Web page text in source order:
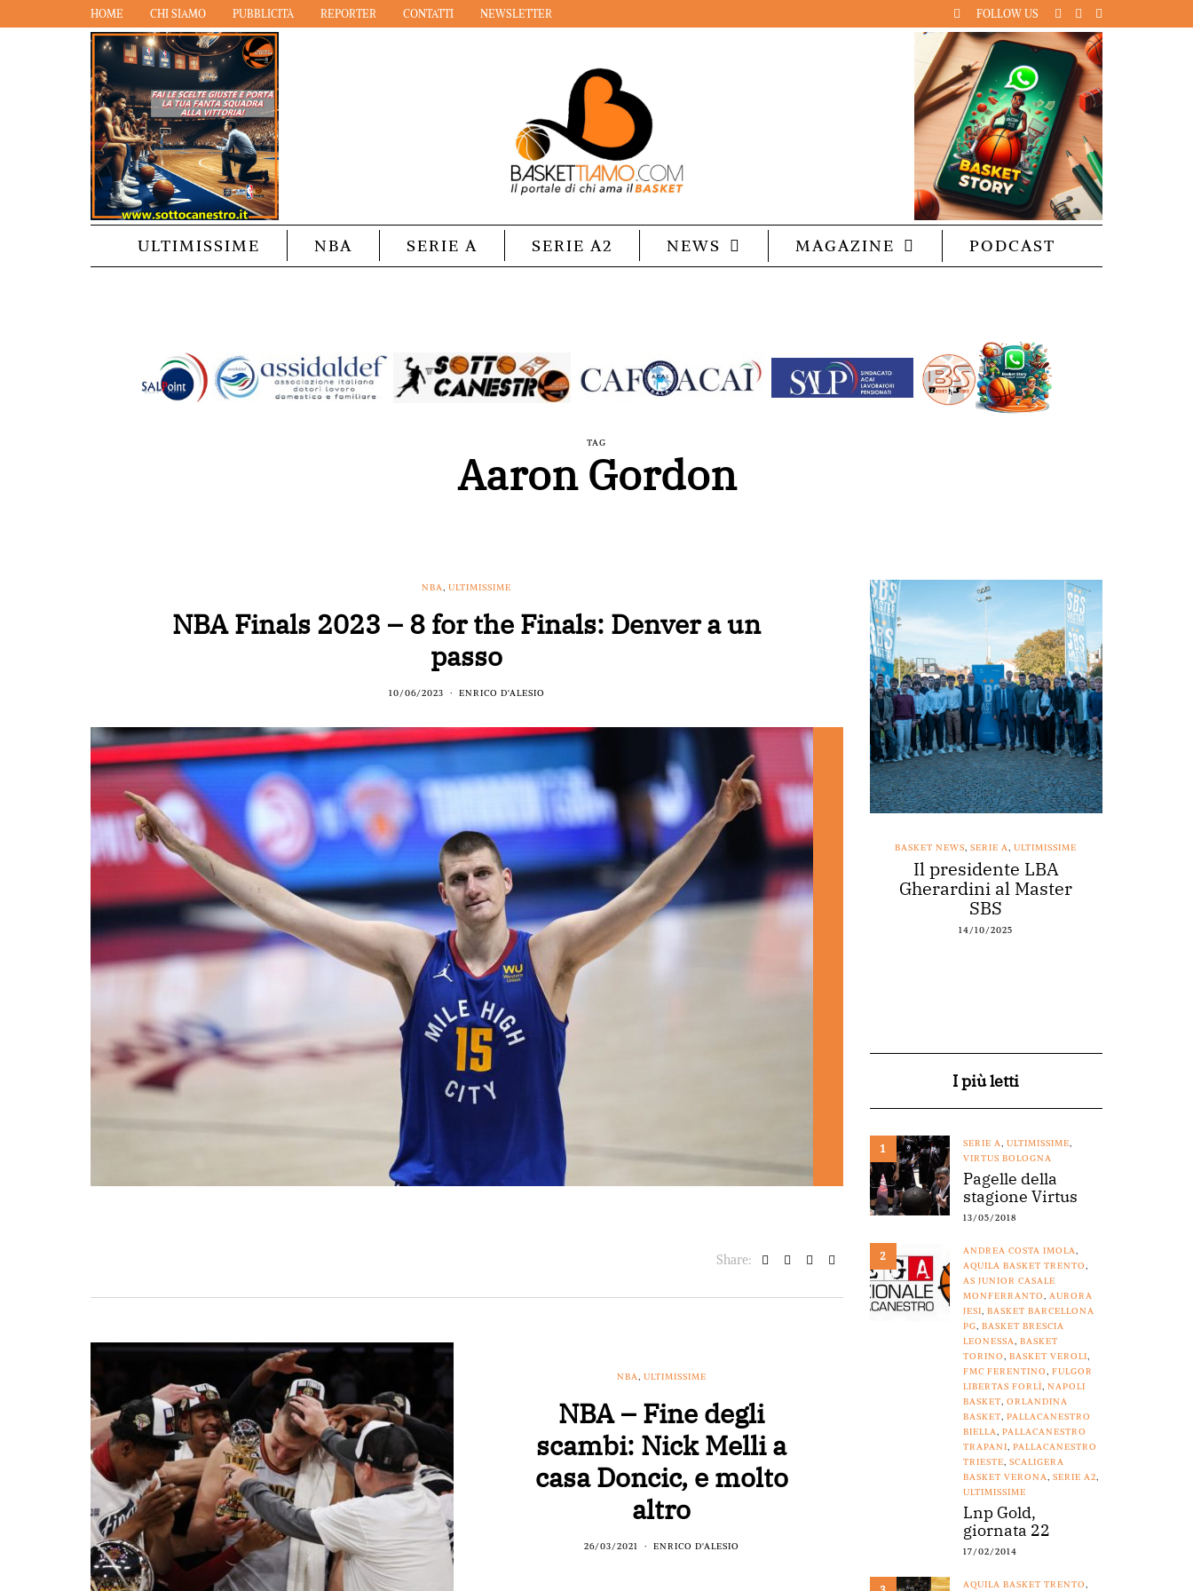
HOME CHI SIAMO PUBBLICITÀ REPORTER CONTATTI NEWSLETTER FOLLOW US
ULTIMISSIME NBA SERIE A SERIE A2 NEWS MAGAZINE PODCAST
TAG
Aaron Gordon
NBA,ULTIMISSIME
NBA Finals 2023 – 8 for the Finals: Denver a un
passo
10/06/2023 ENRICO D'ALESIO
Share:
NBA, ULTIMISSIME
NBA – Fine degli
scambi: Nick Melli a
casa Doncic, e molto
altro
26/03/2021 ENRICO D'ALESIO
BASKET TORINO BENEDETTO XIV CENTO,
BERGAMO BASKET 2014
PALLACANESTRO 2.015, FORTITUDO BOLOGNA,
NEW BASKET BRINDISI,PISTOIA BASKET
ROSETO,SCAFATI BASKET 1969,SCALIGERA
BASKET VERONA,SCANDONE AVELLINO,SERIE
URANIA MILANO,VUELLE PESARO
Serie A2, le protagoniste
della stagione 2025-26
BASKET NEWS
Alla Roig Arena di
Valencia arriva «The
Eye»
14/07/2025
BASKET NEWS ULTIMISSIME
Piazza Paci a canestro
con un’opera d’arte a
cielo aperto
BASKET NEWS,SERIE A,ULTIMISSIME
Il presidente LBA
Gherardini al Master
SBS
14/10/2025
I più letti
1 SERIE A, ULTIMISSIME,
VIRTUS BOLOGNA
Pagelle della
stagione Virtus
13/05/2018
2 ANDREA COSTA IMOLA,
AQUILA BASKET TRENTO,
AS JUNIOR CASALE
MONFERRANTO, AURORA
JESI, BASKET BARCELLONA
PG, BASKET BRESCIA
LEONESSA, BASKET
TORINO, BASKET VEROLI,
FMC FERENTINO, FULGOR
LIBERTAS FORLÌ, NAPOLI
BASKET, ORLANDINA
BASKET, PALLACANESTRO
BIELLA, PALLACANESTRO
TRAPANI, PALLACANESTRO
TRIESTE, SCALIGERA
BASKET VERONA, SERIE A2,
ULTIMISSIME
Lnp Gold,
giornata 22
17/02/2014
AQUILA BASKET TRENTO,